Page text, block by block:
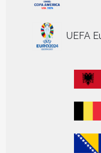
UEFA